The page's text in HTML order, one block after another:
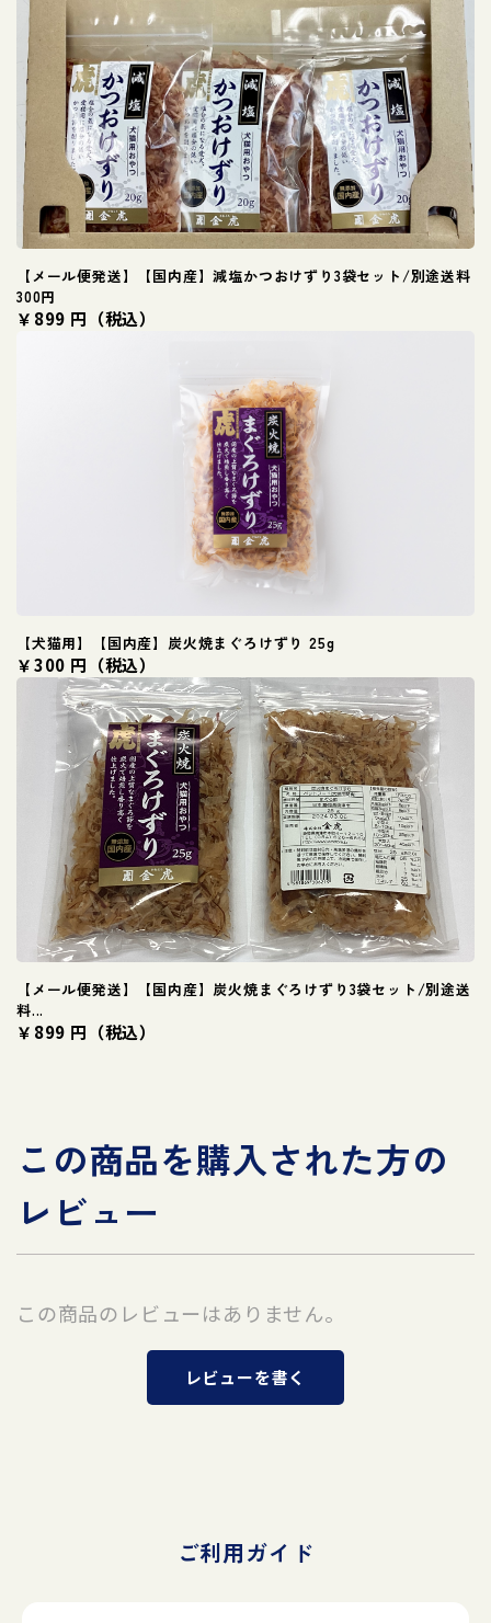
【メール便発送】【国内産】減塩かつおけずり3袋セット/別途送料
300円
￥899 円（税込）
【犬猫用】【国内産】炭火焼まぐろけずり 25g
￥300 円（税込）
【メール便発送】【国内産】炭火焼まぐろけずり3袋セット/別途送
料...
￥899 円（税込）
この商品を購入された方の
レビュー
この商品のレビューはありません。
レビューを書く
ご利用ガイド